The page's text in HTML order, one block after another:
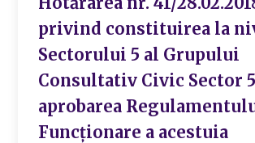
privind constituirea la
Sectorului 5 al Grupului
Consultativ Civic Sector
aprobarea
Funcționare a acestuia